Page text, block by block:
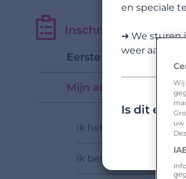
Inschrijven en aan
Eerste stappen
Mijn account
Ik heb meer dan 1
Ik ben biseksueel. Kan
en speciale
➔ We sturen
weer aan de
Is dit een
Wij
uw